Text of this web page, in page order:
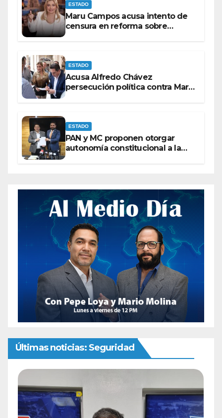
ESTADO
Maru Campos acusa intento de
censura en reforma sobre
ESTADO
Acusa Alfredo Chávez
persecución política contra Maru
ESTADO
PAN y MC proponen otorgar
autonomía constitucional a la
Últimas noticias: Seguridad